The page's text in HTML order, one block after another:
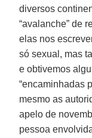
diversos
“avalanche” de
elas nos
só sexual, mas
e obtivemos
“encaminhadas
mesmo as
apelo de
pessoa